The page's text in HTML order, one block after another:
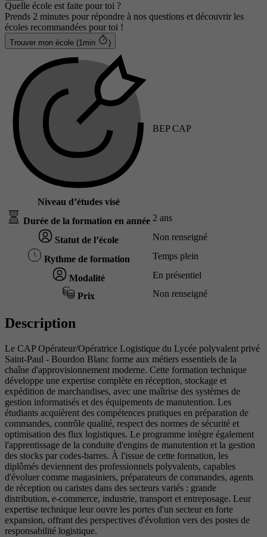
Quelle école est faite pour toi ?
Prends 2 minutes pour répondre à nos questions et découvrir les
écoles recommandées pour toi !
Trouver mon école (1min )
Niveau d’études visé
BEP CAP
Durée de la formation en année 2 ans
Statut de l’école Non renseigné
Rythme de formation Temps plein
Modalité En présentiel
Prix Non renseigné
Description
Le CAP Opérateur/Opératrice Logistique du Lycée polyvalent privé
Saint-Paul - Bourdon Blanc forme aux métiers essentiels de la
chaîne d'approvisionnement moderne. Cette formation technique
développe une expertise complète en réception, stockage et
expédition de marchandises, avec une maîtrise des systèmes de
gestion informatisés et des équipements de manutention. Les
étudiants acquièrent des compétences pratiques en préparation de
commandes, contrôle qualité, respect des normes de sécurité et
optimisation des flux logistiques. Le programme intègre également
l'apprentissage de la conduite d'engins de manutention et la gestion
des stocks par codes-barres. À l'issue de cette formation, les
diplômés deviennent des professionnels polyvalents, capables
d'évoluer comme magasiniers, préparateurs de commandes, agents
de réception ou caristes dans des secteurs variés : grande
distribution, e-commerce, industrie, transport et entreposage. Leur
expertise technique leur ouvre les portes d'un secteur en forte
expansion, offrant des perspectives d'évolution vers des postes de
responsabilité logistique.